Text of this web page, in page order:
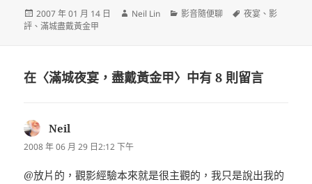
發
佈
2007 年 01 月 14 日
作
Neil Lin
分
影音隨便聊
標
夜宴 、影
評 、滿城盡戴黃金甲
在〈滿城夜宴，盡戴黃金甲〉中有 8 則留言
Neil
示:
2008 年 06 月 29 日2:12 下午
@放片的，觀影經驗本來就是很主觀的，我只是說出我的